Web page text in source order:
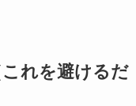
れを避けるだ